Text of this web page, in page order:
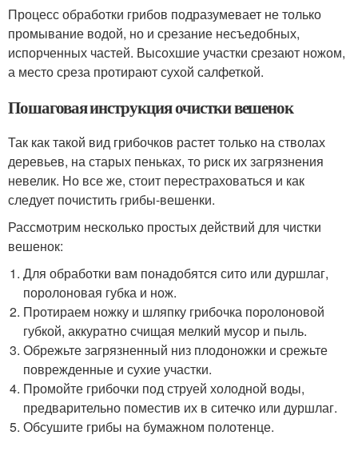
Процесс обработки грибов подразумевает не только
промывание водой, но и срезание несъедобных,
испорченных частей. Высохшие участки срезают ножом,
а место среза протирают сухой салфеткой.
Пошаговая инструкция очистки вешенок
Так как такой вид грибочков растет только на стволах
деревьев, на старых пеньках, то риск их загрязнения
невелик. Но все же, стоит перестраховаться и как
следует почистить грибы-вешенки.
Рассмотрим несколько простых действий для чистки
вешенок:
Для обработки вам понадобятся сито или дуршлаг,
поролоновая губка и нож.
Протираем ножку и шляпку грибочка поролоновой
губкой, аккуратно счищая мелкий мусор и пыль.
Обрежьте загрязненный низ плодоножки и срежьте
поврежденные и сухие участки.
Промойте грибочки под струей холодной воды,
предварительно поместив их в ситечко или дуршлаг.
Обсушите грибы на бумажном полотенце.